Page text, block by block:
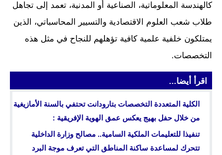
كالهندسة المعلوماتية، الصناعية أو المدنية، تعمد إلى تجاهل
طلاب شعب العلوم الاقتصادية والتسيير المحاسباتي، الذين
يمتلكون خلفية علمية كافية تؤهلهم للنجاح في مثل هذه
التخصصات.
اقرأ أيضا...
الكلية المتعددة التخصصات بتارودانت تحتفي بالسنة الأمازيغية
من خلال حفل بهيج يعكس عمق الهوية الإفريقية :
تنفيذا للتعليمات الملكية السامية.. مصالح وزارة الداخلية
تتحرك لمساعدة ساكنة المناطق التي تعرف موجة البرد